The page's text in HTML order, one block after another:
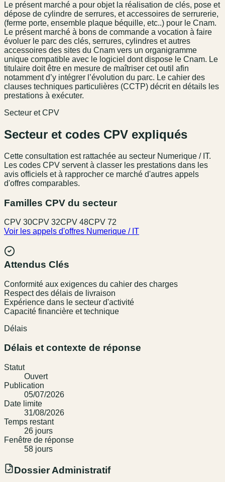
Le présent marché a pour objet la réalisation de clés, pose et
dépose de cylindre de serrures, et accessoires de serrurerie,
(ferme porte, ensemble plaque béquille, etc..) pour le Cnam.
Le présent marché à bons de commande a vocation à faire
évoluer le parc des clés, serrures, cylindres et autres
accessoires des sites du Cnam vers un organigramme
unique compatible avec le logiciel dont dispose le Cnam. Le
titulaire doit être en mesure de maîtriser cet outil afin
notamment d’y intégrer l’évolution du parc. Le cahier des
clauses techniques particulières (CCTP) décrit en détails les
prestations à exécuter.
Secteur et CPV
Secteur et codes CPV expliqués
Cette consultation est rattachée au secteur Numerique / IT.
Les codes CPV servent à classer les prestations dans les
avis officiels et à rapprocher ce marché d'autres appels
d'offres comparables.
Familles CPV du secteur
CPV 30CPV 32CPV 48CPV 72
Voir les appels d'offres Numerique / IT
Attendus Clés
Conformité aux exigences du cahier des charges
Respect des délais de livraison
Expérience dans le secteur d'activité
Capacité financière et technique
Délais
Délais et contexte de réponse
Statut
Ouvert
Publication
05/07/2026
Date limite
31/08/2026
Temps restant
26 jours
Fenêtre de réponse
58 jours
Dossier Administratif